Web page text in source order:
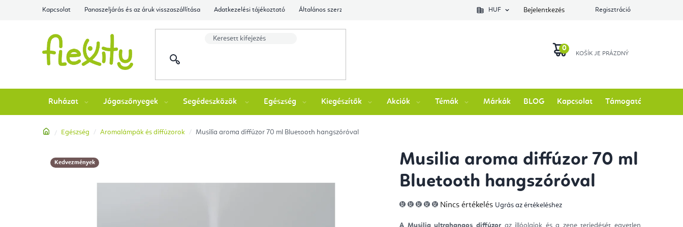
Kapcsolat Panaszeljárás és az áruk visszaszállítása Adatkezelési tájékoztató Általános szerződési feltételek Ellenőrizze a rendelés állapotátHUF Bejelentkezés Regisztráció
Ruházat Jógaszőnyegek Segédeszközök Egészség Kiegészítők Akciók Témák Márkák BLOG Kapcsolat Támogatás
Kezdőlap
Egészség Aromalámpák és diffúzorok Musilia aroma diffúzor 70 ml Bluetooth hangszóróval
Musilia aroma diffúzor 70 ml
Bluetooth hangszóróval
A
termék
Nincs értékelés Ugrás az értékeléshez
A Musilia ultrahangos diffúzoraz illóolajok és a zene terjedését egyetlen
Kedvezmények